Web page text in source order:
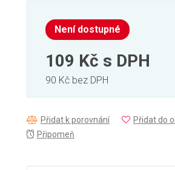
Není dostupné
109 Kč s DPH
90 Kč bez DPH
Přidat k porovnání Přidat do
Připomeň